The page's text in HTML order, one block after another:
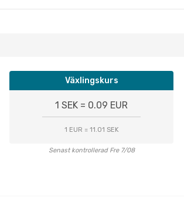
Växlingskurs
1 SEK = 0.09 EUR
1 EUR = 11.01 SEK
Senast kontrollerad Fre 7/08